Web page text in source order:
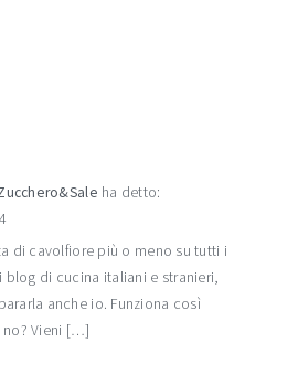
ha detto:
di cavolfiore più o meno su tutti i
blog di cucina italiani e stranieri,
anche io. Funziona così
no? Vieni […]